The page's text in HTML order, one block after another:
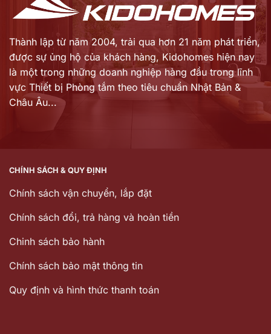
Thành lập từ năm 2004, trải qua hơn 21 năm phát triển,
được sự ủng hộ của khách hàng, Kidohomes hiện nay
là một trong những doanh nghiệp hàng đầu trong lĩnh
vực Thiết bị Phòng tắm theo tiêu chuẩn Nhật Bản &
Châu Âu...
CHÍNH SÁCH & QUY ĐỊNH
Chính sách vận chuyển, lắp đặt
Chính sách đổi, trả hàng và hoàn tiền
Chinh sách bảo hành
Chính sách bảo mật thông tin
Quy định và hình thức thanh toán